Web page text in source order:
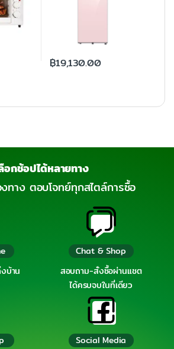
฿19,130.00
อกช้อปได้หลายทาง
ทาง ตอบโจทย์ทุกสไตล์การซื้อ
บ้าน
Chat & Shop
สอบถาม-สั่งซื้อผ่านแชต
ได้ครบจบในที่เดียว
Social Media